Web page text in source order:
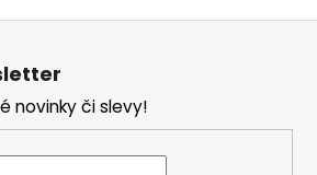
novinky či slevy!